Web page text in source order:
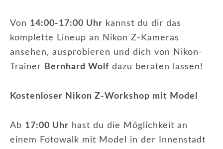
Von 14:00-17:00 Uhr kannst du dir das
komplette Lineup an Nikon Z-Kameras
ansehen, ausprobieren und dich von Nikon-
Trainer
Bernhard Wolf dazu beraten lassen!
Kostenloser Nikon Z-Workshop mit Model
Ab 17:00 Uhr hast du die Möglichkeit an
einem Fotowalk mit Model in der Innenstadt